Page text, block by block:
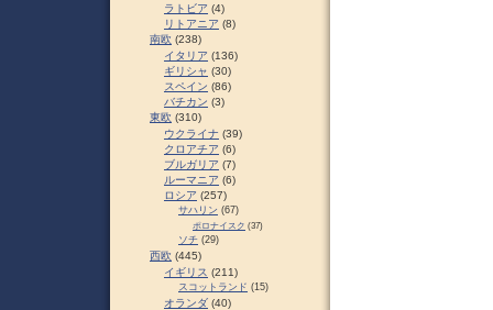
ラトビア (4)
リトアニア (8)
南欧 (238)
イタリア (136)
ギリシャ (30)
スペイン (86)
バチカン (3)
東欧 (310)
ウクライナ (39)
クロアチア (6)
ブルガリア (7)
ルーマニア (6)
ロシア (257)
サハリン (67)
ポロナイスク (37)
ソチ (29)
西欧 (445)
イギリス (211)
スコットランド (15)
オランダ (40)